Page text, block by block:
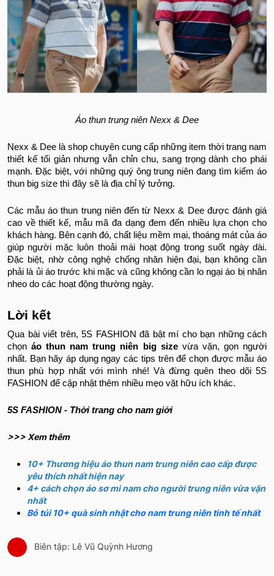
Áo thun trung niên Nexx & Dee
Nexx & Dee là shop chuyên cung cấp những item thời trang nam
thiết kế tối giản nhưng vẫn chỉn chu, sang trọng dành cho phái
mạnh. Đặc biệt, với những quý ông trung niên đang tìm kiếm áo
thun big size thì đây sẽ là địa chỉ lý tưởng.
Các mẫu áo thun trung niên đến từ Nexx & Dee được đánh giá
cao về thiết kế, mẫu mã đa dạng đem đến nhiều lựa chọn cho
khách hàng. Bên cạnh đó, chất liệu mềm mại, thoáng mát của áo
giúp người mặc luôn thoải mái hoạt động trong suốt ngày dài.
Đặc biệt, nhờ công nghệ chống nhăn hiện đại, bạn không cần
phải là ủi áo trước khi mặc và cũng không cần lo ngại áo bị nhăn
nheo do các hoạt động thường ngày.
Lời kết
Qua bài viết trên, 5S FASHION đã bật mí cho bạn những cách
chọnáo thun nam trung niên big size vừa vặn, gọn người
nhất. Bạn hãy áp dụng ngay các tips trên để chọn được mẫu áo
thun phù hợp nhất với mình nhé! Và đừng quên theo dõi 5S
FASHION để cập nhật thêm nhiều mẹo vặt hữu ích khác.
5S FASHION - Thời trang cho nam giới
>>> Xem thêm
10+ Thương hiệu áo thun nam trung niên cao cấp được
yêu thích nhất hiện nay
4+ cách chọn áo sơ mi nam cho người trung niên vừa vặn
nhất
Bỏ túi 10+ quà sinh nhật cho nam trung niên tinh tế nhất
Biên tập: Lê Vũ Quỳnh Hương